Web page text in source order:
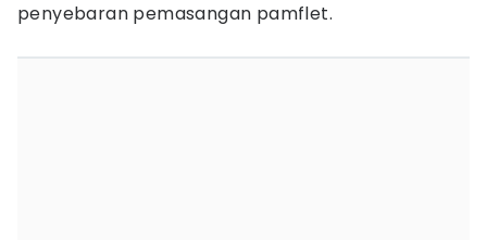
penyebaran pemasangan pamflet.